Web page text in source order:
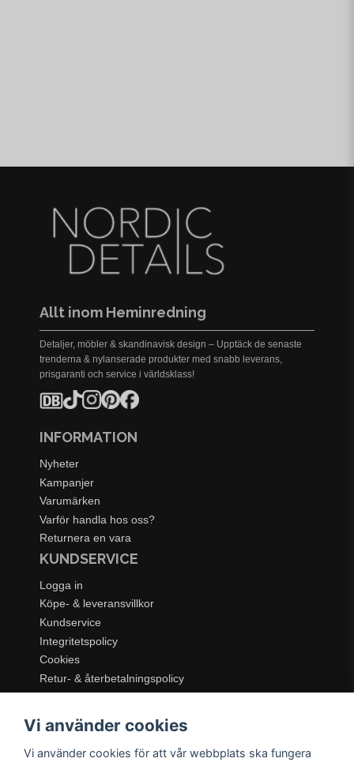
Allt inom Heminredning
Detaljer, möbler & skandinavisk design – Upptäck de senaste
trenderna & nylanserade produkter med snabb leverans,
prisgaranti och service i världsklass!
INFORMATION
Nyheter
Kampanjer
Varumärken
Varför handla hos oss?
Returnera en vara
KUNDSERVICE
Logga in
Köpe- & leveransvillkor
Kundservice
Integritetspolicy
Cookies
Retur- & återbetalningspolicy
Dukning & Servering
Vi använder cookies
Vi använder cookies för att vår webbplats ska fungera